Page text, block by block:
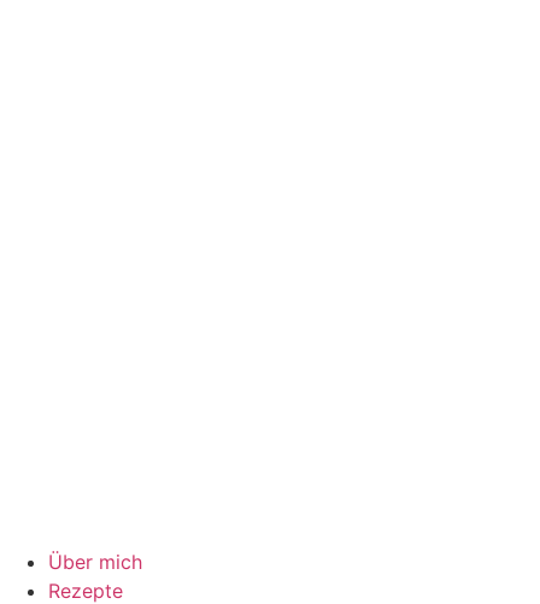
Über mich
Rezepte